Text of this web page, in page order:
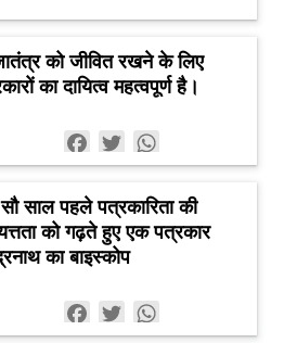
को जीवित रखने के लिए
का दायित्व महत्वपूर्ण है।
Facebook
Twitter
साल पहले पत्रकारिता की
को गढ़ते हुए एक पत्रकार
का बाइस्कोप
Facebook
Twitter